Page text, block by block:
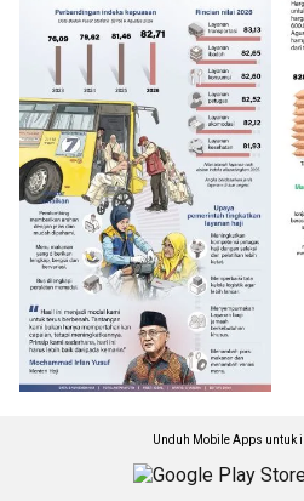
Unduh Mobile Apps untuk